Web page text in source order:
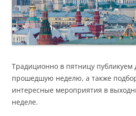
Традиционно в пятницу публикуем
прошедшую неделю, а также
интересные мероприятия в
неделе.